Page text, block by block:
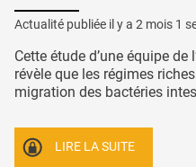
Actualité publiée il y a 2 mois 1
Cette étude d’une équipe
révèle que les régimes
migration des bactéries
LIRE LA SUITE